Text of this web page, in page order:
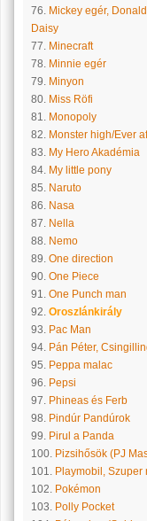
76. Mickey egér,
Daisy
77. Minecraft
78. Minnie egér
79. Minyon
80. Miss Röfi
81. Monopoly
82. Monster high/Ever
83. My Hero Akadémia
84. My little pony
85. Naruto
86. Nasa
87. Nella
88. Nemo
89. One direction
90. One Piece
91. One Punch man
92. Oroszlánkirály
93. Pac Man
94. Pán Péter,
95. Peppa malac
96. Pepsi
97. Phineas és Ferb
98. Pindúr Pandúrok
99. Pirul a Panda
100. Pizsihősök (PJ
101. Playmobil, Szuper
102. Pokémon
103. Polly Pocket